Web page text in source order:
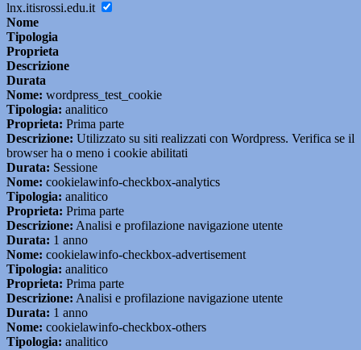
lnx.itisrossi.edu.it
Nome
Tipologia
Proprieta
Descrizione
Durata
Nome: wordpress_test_cookie
Tipologia: analitico
Proprieta: Prima parte
Descrizione: Utilizzato su siti realizzati con Wordpress. Verifica se il
browser ha o meno i cookie abilitati
Durata: Sessione
Nome: cookielawinfo-checkbox-analytics
Tipologia: analitico
Proprieta: Prima parte
Descrizione: Analisi e profilazione navigazione utente
Durata: 1 anno
Nome: cookielawinfo-checkbox-advertisement
Tipologia: analitico
Proprieta: Prima parte
Descrizione: Analisi e profilazione navigazione utente
Durata: 1 anno
Nome: cookielawinfo-checkbox-others
Tipologia: analitico